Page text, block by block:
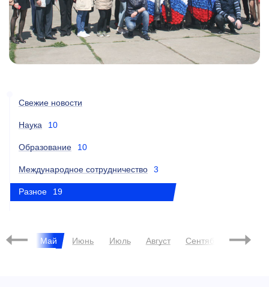
Свежие новости
Наука 10
Образование 10
Международное сотрудничество 3
Разное 19
Май Июнь Июль Август Сентябрь